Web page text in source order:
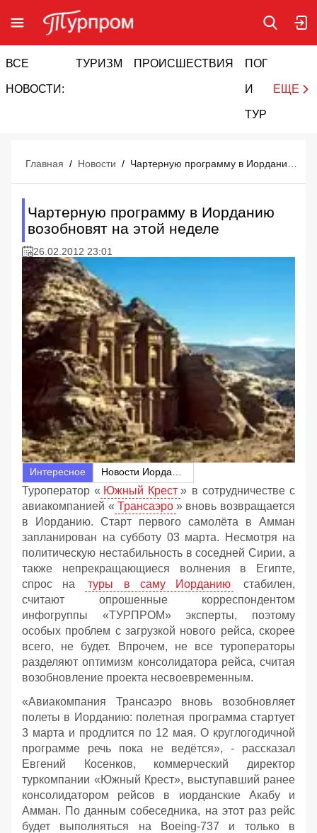
ВСЕ
НОВОСТИ:
ТУРИЗМ ПРОИСШЕСТВИЯ ПОГОДА
И
ТУРИЗМ
ЕЩЕ
Главная / Новости /
Чартерную программу в Иорданию
возобновят на этой неделе
26.02.2012 23:01
Интересное
Туроператор « Южный Крест » в сотрудничестве с
авиакомпанией « Трансаэро » вновь возвращается
в Иорданию. Старт первого самолёта в Амман
запланирован на субботу 03 марта. Несмотря на
политическую нестабильность в соседней Сирии, а
также непрекращающиеся волнения в Египте,
спрос на
туры в саму Иорданию
стабилен,
считают опрошенные корреспондентом
инфогруппы «ТУРПРОМ» эксперты, поэтому
особых проблем с загрузкой нового рейса, скорее
всего, не будет. Впрочем, не все туроператоры
разделяют оптимизм консолидатора рейса, считая
возобновление проекта несвоевременным.
«Авиакомпания Трансаэро вновь возобновляет
полеты в Иорданию: полетная программа стартует
3 марта и продлится по 12 мая. О круглогодичной
программе речь пока не ведётся», - рассказал
Евгений Косенков, коммерческий директор
туркомпании «Южный Крест», выступавший ранее
консолидатором рейсов в иорданские Акабу и
Амман. По данным собеседника, на этот раз рейс
будет выполняться на Boeing-737 и только в